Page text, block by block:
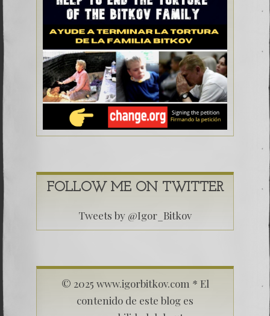
FOLLOW ME ON TWITTER
Tweets by @Igor_Bitkov
© 2025 www.igorbitkov.com * El
contenido de este blog es